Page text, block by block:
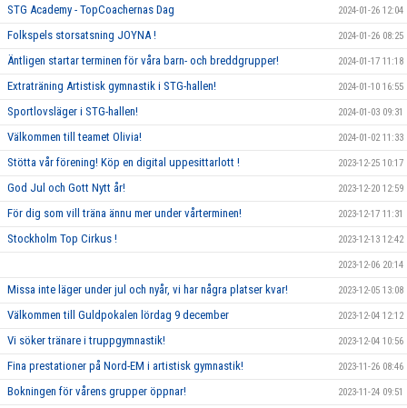
STG Academy - TopCoachernas Dag 2024-01-26 12:04
Folkspels storsatsning JOYNA ! 2024-01-26 08:25
Äntligen startar terminen för våra barn- och breddgrupper! 2024-01-17 11:18
Extraträning Artistisk gymnastik i STG-hallen! 2024-01-10 16:55
Sportlovsläger i STG-hallen! 2024-01-03 09:31
Välkommen till teamet Olivia! 2024-01-02 11:33
Stötta vår förening! Köp en digital uppesittarlott ! 2023-12-25 10:17
God Jul och Gott Nytt år! 2023-12-20 12:59
För dig som vill träna ännu mer under vårterminen! 2023-12-17 11:31
Stockholm Top Cirkus ! 2023-12-13 12:42
2023-12-06 20:14
Missa inte läger under jul och nyår, vi har några platser kvar! 2023-12-05 13:08
Välkommen till Guldpokalen lördag 9 december 2023-12-04 12:12
Vi söker tränare i truppgymnastik! 2023-12-04 10:56
Fina prestationer på Nord-EM i artistisk gymnastik! 2023-11-26 08:46
Bokningen för vårens grupper öppnar! 2023-11-24 09:51